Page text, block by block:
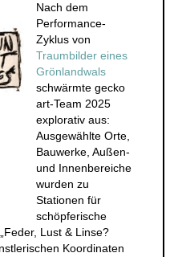
Nach dem
Performance-
Zyklus von
Traumbilder eines
Grönlandwals
schwärmte gecko
art-Team 2025
explorativ aus:
Ausgewählte Orte,
Bauwerke, Außen-
und Innenbereiche
wurden zu
Stationen für
schöpferische
Lust & Linse?
Koordinaten